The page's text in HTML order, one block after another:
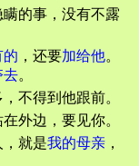
瞒的事，没有不露
的 ，还要加给他。
去。
不得到他跟前。
外边，要见你。
，就是我的母亲 ，